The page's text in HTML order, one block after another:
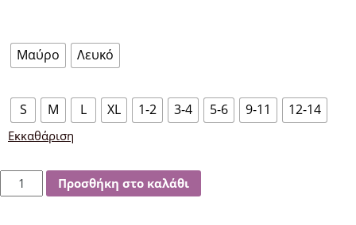
Μαύρο Λευκό
S M L XL 1-2 3-4 5-6 9-11 12-14
Εκκαθάριση
Μπλούζα
με
Προσθήκη στο καλάθι